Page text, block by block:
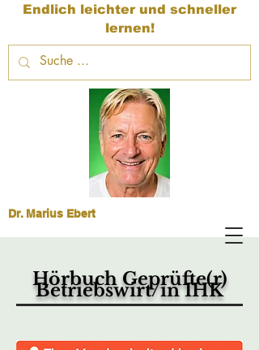
Endlich leichter und schneller
lernen!
Dr. Marius Ebert
Hörbuch Geprüfte(r)
Betriebswirt/in IHK